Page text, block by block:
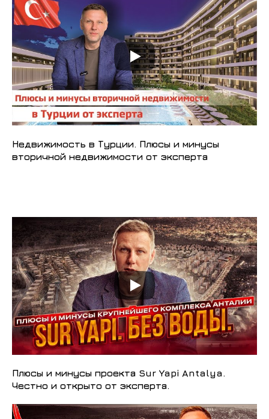
Недвижимость в Турции. Плюсы и минусы
вторичной недвижимости от эксперта
Плюсы и минусы проекта Sur Yapi Antalya.
Честно и открыто от эксперта.